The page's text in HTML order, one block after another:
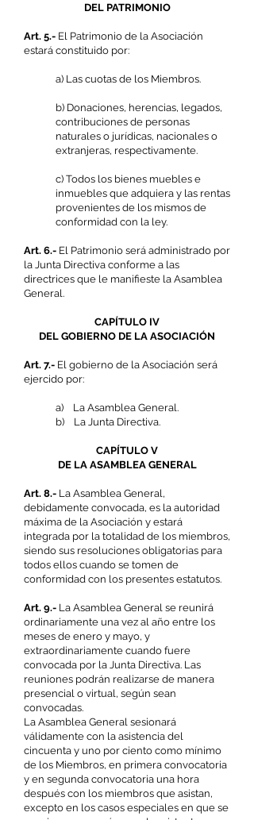
DEL PATRIMONIO
Art. 5.- El Patrimonio de la Asociación
estará constituido por:
a) Las cuotas de los Miembros.
b) Donaciones, herencias, legados,
contribuciones de personas
naturales o jurídicas, nacionales o
extranjeras, respectivamente.
c) Todos los bienes muebles e
inmuebles que adquiera y las rentas
provenientes de los mismos de
conformidad con la ley.
Art. 6.- El Patrimonio será administrado por
la Junta Directiva conforme a las
directrices que le manifieste la Asamblea
General.
CAPÍTULO IV
DEL GOBIERNO DE LA ASOCIACIÓN
Art. 7.- El gobierno de la Asociación será
ejercido por:
a) La Asamblea General.
b) La Junta Directiva.
CAPÍTULO V
DE LA ASAMBLEA GENERAL
Art. 8.- La Asamblea General,
debidamente convocada, es la autoridad
máxima de la Asociación y estará
integrada por la totalidad de los miembros,
siendo sus resoluciones obligatorias para
todos ellos cuando se tomen de
conformidad con los presentes estatutos.
Art. 9.- La Asamblea General se reunirá
ordinariamente una vez al año entre los
meses de enero y mayo, y
extraordinariamente cuando fuere
convocada por la Junta Directiva. Las
reuniones podrán realizarse de manera
presencial o virtual, según sean
convocadas.
La Asamblea General sesionará
válidamente con la asistencia del
cincuenta y uno por ciento como mínimo
de los Miembros, en primera convocatoria
y en segunda convocatoria una hora
después con los miembros que asistan,
excepto en los casos especiales en que se